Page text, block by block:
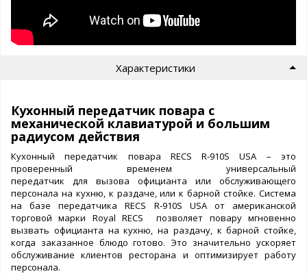
Характеристики
Кухонный передатчик повара с
механической клавиатурой и большим
радиусом действия
Кухонный передатчик повара RECS R-910S USA – это
проверенный временем универсальный
передатчик для вызова официанта или обслуживающего
персонала на кухню, к раздаче, или к барной стойке. Система
на базе передатчика RECS R-910S USA от американской
торговой марки Royal RECS позволяет повару мгновенно
вызвать официанта на кухню, на раздачу, к барной стойке,
когда заказанное блюдо готово. Это значительно ускоряет
обслуживание клиентов ресторана и оптимизирует работу
персонала.